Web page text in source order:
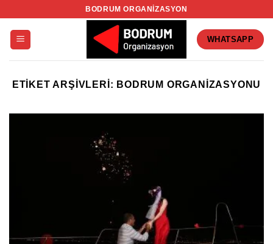
BODRUM ORGANIZASYON
WHATSAPP
ETIKET ARŞIVLERI: BODRUM ORGANIZASYONU